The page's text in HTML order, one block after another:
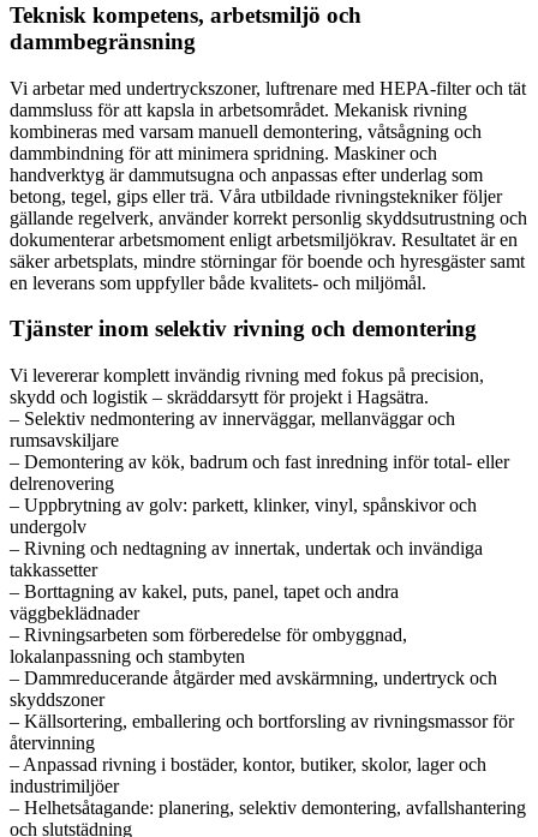
Teknisk kompetens, arbetsmiljö och
dammbegränsning
Vi arbetar med undertryckszoner, luftrenare med HEPA-filter och tät
dammsluss för att kapsla in arbetsområdet. Mekanisk rivning
kombineras med varsam manuell demontering, våtsågning och
dammbindning för att minimera spridning. Maskiner och
handverktyg är dammutsugna och anpassas efter underlag som
betong, tegel, gips eller trä. Våra utbildade rivningstekniker följer
gällande regelverk, använder korrekt personlig skyddsutrustning och
dokumenterar arbetsmoment enligt arbetsmiljökrav. Resultatet är en
säker arbetsplats, mindre störningar för boende och hyresgäster samt
en leverans som uppfyller både kvalitets- och miljömål.
Tjänster inom selektiv rivning och demontering
Vi levererar komplett invändig rivning med fokus på precision,
skydd och logistik – skräddarsytt för projekt i Hagsätra.
– Selektiv nedmontering av innerväggar, mellanväggar och
rumsavskiljare
– Demontering av kök, badrum och fast inredning inför total- eller
delrenovering
– Uppbrytning av golv: parkett, klinker, vinyl, spånskivor och
undergolv
– Rivning och nedtagning av innertak, undertak och invändiga
takkassetter
– Borttagning av kakel, puts, panel, tapet och andra
väggbeklädnader
– Rivningsarbeten som förberedelse för ombyggnad,
lokalanpassning och stambyten
– Dammreducerande åtgärder med avskärmning, undertryck och
skyddszoner
– Källsortering, emballering och bortforsling av rivningsmassor för
återvinning
– Anpassad rivning i bostäder, kontor, butiker, skolor, lager och
industrimiljöer
– Helhetsåtagande: planering, selektiv demontering, avfallshantering
och slutstädning